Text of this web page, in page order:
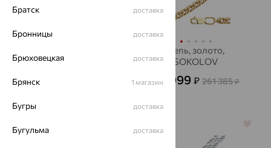
Цепь, золото,
SOKOLOV
94 099₽ 261 385₽
Братск доставка
Бронницы доставка
Брюховецкая доставка
Брянск 1 магазин
Бугры доставка
Бугульма доставка